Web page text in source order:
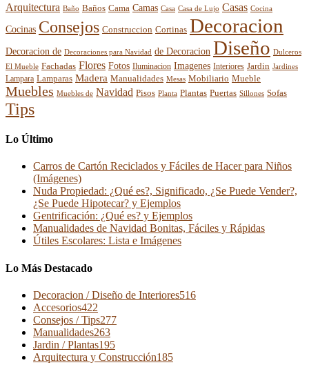
Arquitectura Baño Baños Cama Camas Casa Casa de Lujo Casas Cocina
Cocinas Consejos Construccion Cortinas Decoracion
Decoracion de Decoraciones para Navidad de Decoracion Diseño Dulceros
El Mueble Fachadas Flores Fotos Iluminacion Imagenes Interiores Jardin Jardines
Lampara Lamparas Madera Manualidades Mesas Mobiliario Mueble
Muebles Muebles de Navidad Pisos Planta Plantas Puertas Sillones Sofas
Tips
Lo Último
Carros de Cartón Reciclados y Fáciles de Hacer para Niños
(Imágenes)
Nuda Propiedad: ¿Qué es?, Significado, ¿Se Puede Vender?,
¿Se Puede Hipotecar? y Ejemplos
Gentrificación: ¿Qué es? y Ejemplos
Manualidades de Navidad Bonitas, Fáciles y Rápidas
Útiles Escolares: Lista e Imágenes
Lo Más Destacado
Decoracion / Diseño de Interiores516
Accesorios422
Consejos / Tips277
Manualidades263
Jardin / Plantas195
Arquitectura y Construcción185